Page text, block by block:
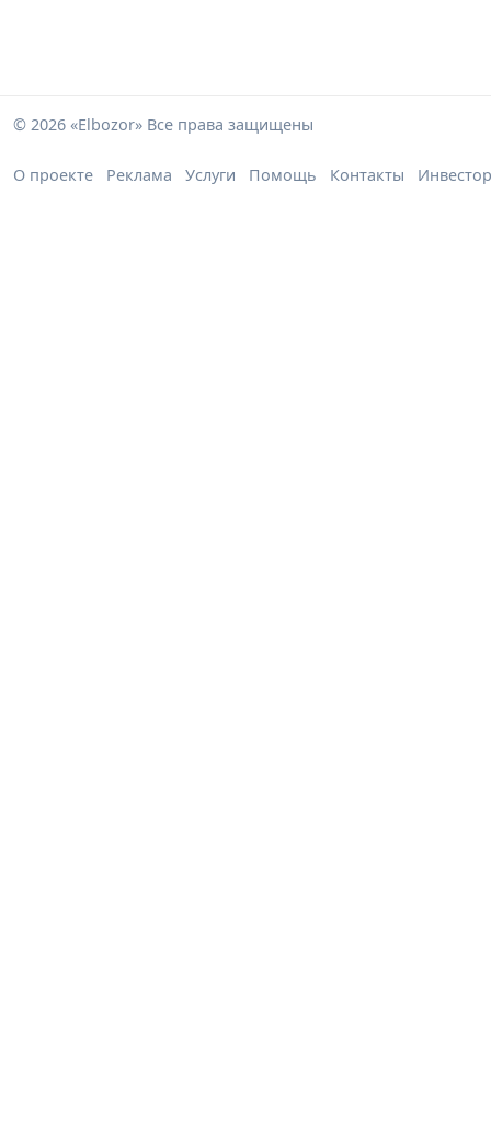
© 2026 «Elbozor» Все права защищены
О проекте Реклама Услуги Помощь Контакты